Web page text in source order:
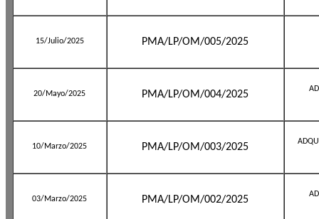
15/Julio/2025 PMA/LP/OM/005/2025
20/Mayo/2025 PMA/LP/OM/004/2025
10/Marzo/2025 PMA/LP/OM/003/2025
03/Marzo/2025 PMA/LP/OM/002/2025